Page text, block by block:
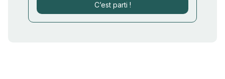
C’est parti !